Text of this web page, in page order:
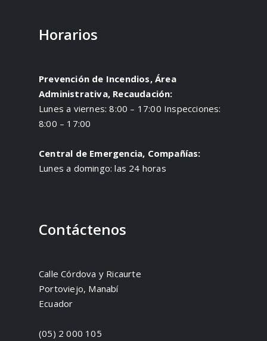
Horarios
Prevención de Incendios, Área
Administrativa, Recaudación:
Lunes a viernes: 8:00 – 17:00 Inspecciones:
8:00 – 17:00
Central de Emergencia, Compañías:
Lunes a domingo: las 24 horas
Contáctenos
Calle Córdova y Ricaurte
Portoviejo, Manabí
Ecuador
(05) 2 000 105